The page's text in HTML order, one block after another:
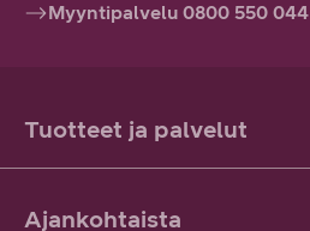
Myyntipalvelu 0800 550 044
Tuotteet ja palvelut
Ajankohtaista